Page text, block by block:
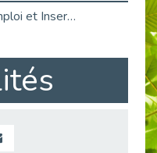
Job Dating de Colombes – Emploi et Insertion
Aborder l'entretien et la situation de handicap en toute confiance
Retour sur l’atelier « Optimiser sa recherche d’emploi »